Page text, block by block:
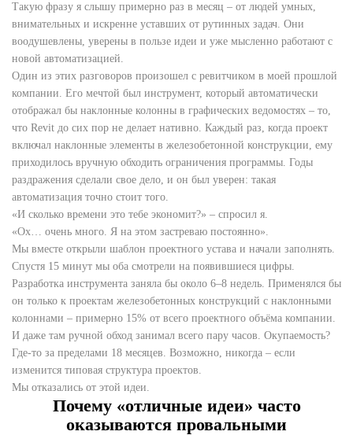
Такую фразу я слышу примерно раз в месяц – от людей умных,
внимательных и искренне уставших от рутинных задач. Они
воодушевлены, уверены в пользе идеи и уже мысленно работают с
новой автоматизацией.
Один из этих разговоров произошел с ревитчиком в моей прошлой
компании. Его мечтой был инструмент, который автоматически
отображал бы наклонные колонны в графических ведомостях – то,
что Revit до сих пор не делает нативно. Каждый раз, когда проект
включал наклонные элементы в железобетонной конструкции, ему
приходилось вручную обходить ограничения программы. Годы
раздражения сделали свое дело, и он был уверен: такая
автоматизация точно стоит того.
«И сколько времени это тебе экономит?» – спросил я.
«Ох… очень много. Я на этом застреваю постоянно».
Мы вместе открыли шаблон проектного устава и начали заполнять.
Спустя 15 минут мы оба смотрели на появившиеся цифры.
Разработка инструмента заняла бы около 6–8 недель. Применялся бы
он только к проектам железобетонных конструкций с наклонными
колоннами – примерно 15% от всего проектного объёма компании.
И даже там ручной обход занимал всего пару часов. Окупаемость?
Где-то за пределами 18 месяцев. Возможно, никогда – если
изменится типовая структура проектов.
Мы отказались от этой идеи.
Почему «отличные идеи» часто
оказываются провальными